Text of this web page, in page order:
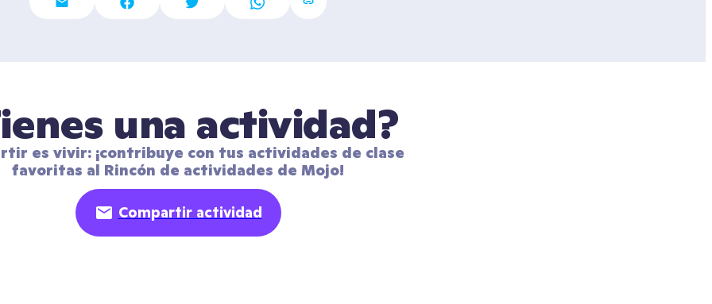
una actividad?
es vivir: ¡contribuye con tus actividades de clase
favoritas al Rincón de actividades de Mojo!
Compartir actividad